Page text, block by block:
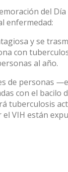
del
enfermedad:
y se
con
al año.
de personas
con el bacilo
tuberculosis
VIH están